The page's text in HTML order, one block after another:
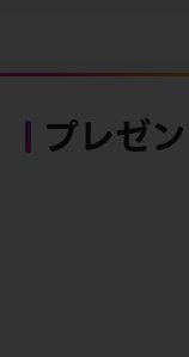
プレゼ